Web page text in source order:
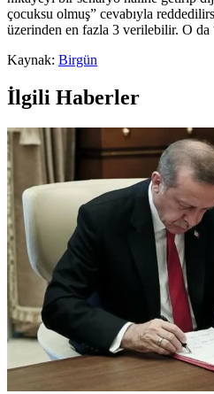
çocuksu olmuş” cevabıyla
üzerinden en fazla 3 verilebilir. O da
Kaynak: Birgün
İlgili Haberler